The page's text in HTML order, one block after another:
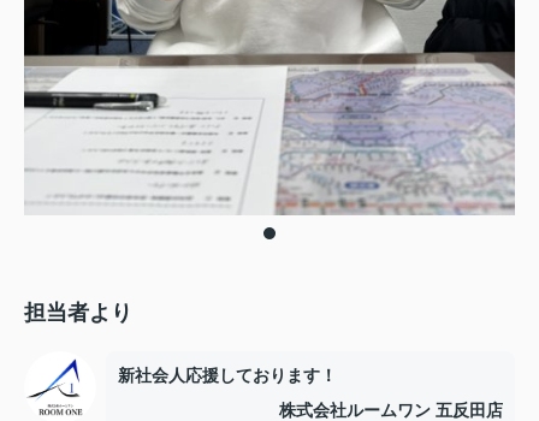
担当者より
新社会人応援しております！
株式会社ルームワン 五反田店